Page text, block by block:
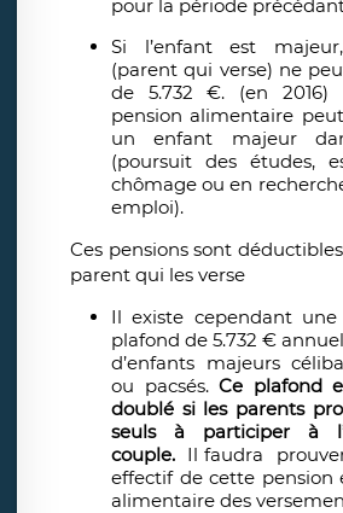
pour la période
Si l’enfant est
(parent qui verse) ne
de 5.732 €. (en
pension alimentaire
un enfant majeur
(poursuit des études,
chômage ou en
emploi).
Ces pensions sont
parent qui les verse
Il existe cependant
plafond de 5.732 €
d’enfants majeurs
ou pacsés.Ce plafond
doublé si les parents
seuls à participer à
couple. Il faudra
effectif de cette pension
alimentaire des